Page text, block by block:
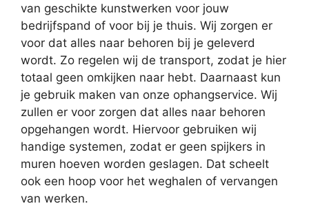
van geschikte kunstwerken voor jouw
bedrijfspand of voor bij je thuis. Wij zorgen er
voor dat alles naar behoren bij je geleverd
wordt. Zo regelen wij de transport, zodat je hier
totaal geen omkijken naar hebt. Daarnaast kun
je gebruik maken van onze ophangservice. Wij
zullen er voor zorgen dat alles naar behoren
opgehangen wordt. Hiervoor gebruiken wij
handige systemen, zodat er geen spijkers in
muren hoeven worden geslagen. Dat scheelt
ook een hoop voor het weghalen of vervangen
van werken.